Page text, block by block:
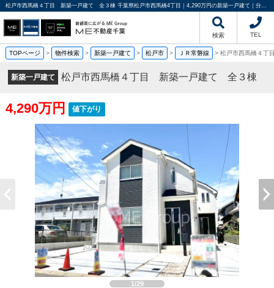
松戸市西馬橋４丁目 新築一戸建て 全３棟 千葉県松戸市西馬橋4丁目｜4,290万円の新築一戸建て｜分譲住宅や新築物件｜ME不動産千葉
検索 TEL
TOPページ > 物件検索 > 新築一戸建て > 松戸市 > ＪＲ常磐線 > 松戸市西馬橋４
新築一戸建て 松戸市西馬橋４丁目 新築一戸建て 全３棟
4,290万円 値下がり
1/29